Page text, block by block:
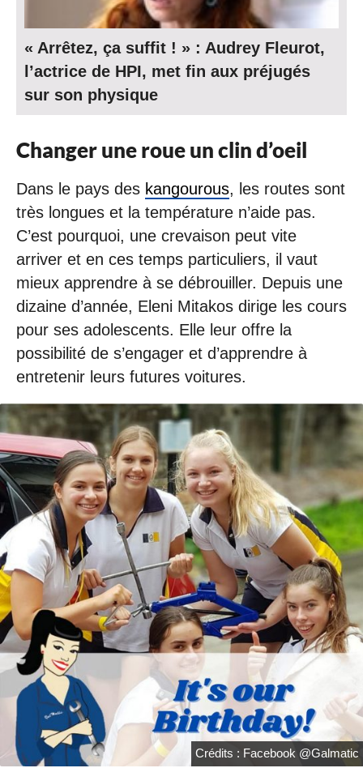
« Arrêtez, ça suffit ! » : Audrey Fleurot,
l’actrice de HPI, met fin aux préjugés
sur son physique
Changer une roue un clin d’oeil
Dans le pays des kangourous, les routes sont
très longues et la température n’aide pas.
C’est pourquoi, une crevaison peut vite
arriver et en ces temps particuliers, il vaut
mieux apprendre à se débrouiller. Depuis une
dizaine d’année, Eleni Mitakos dirige les cours
pour ses adolescents. Elle leur offre la
possibilité de s’engager et d’apprendre à
entretenir leurs futures voitures.
Crédits : Facebook @Galmatic